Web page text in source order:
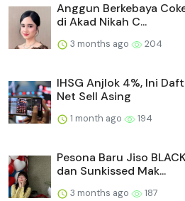
Anggun Berkebaya
di Akad Nikah C...
3 months ago 204
IHSG Anjlok 4%, Ini
Net Sell Asing
1 month ago 194
Pesona Baru Jiso
dan Sunkissed Mak...
3 months ago 187